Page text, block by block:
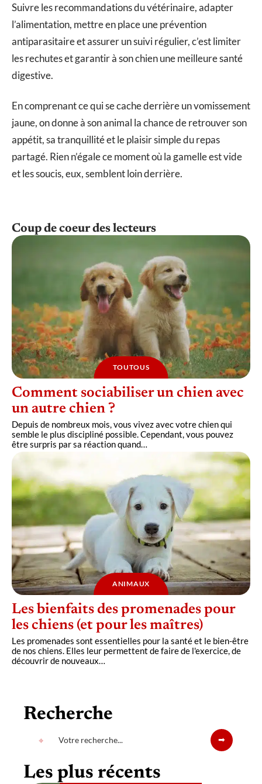
Suivre les recommandations du vétérinaire, adapter
l’alimentation, mettre en place une prévention
antiparasitaire et assurer un suivi régulier, c’est limiter
les rechutes et garantir à son chien une meilleure santé
digestive.
En comprenant ce qui se cache derrière un vomissement
jaune, on donne à son animal la chance de retrouver son
appétit, sa tranquillité et le plaisir simple du repas
partagé. Rien n’égale ce moment où la gamelle est vide
et les soucis, eux, semblent loin derrière.
Coup de coeur des lecteurs
TOUTOUS
Comment sociabiliser un chien avec
un autre chien ?
Depuis de nombreux mois, vous vivez avec votre chien qui
semble le plus discipliné possible. Cependant, vous pouvez
être surpris par sa réaction quand…
ANIMAUX
Les bienfaits des promenades pour
les chiens (et pour les maîtres)
Les promenades sont essentielles pour la santé et le bien-être
de nos chiens. Elles leur permettent de faire de l'exercice, de
découvrir de nouveaux
Recherche
Les plus récents